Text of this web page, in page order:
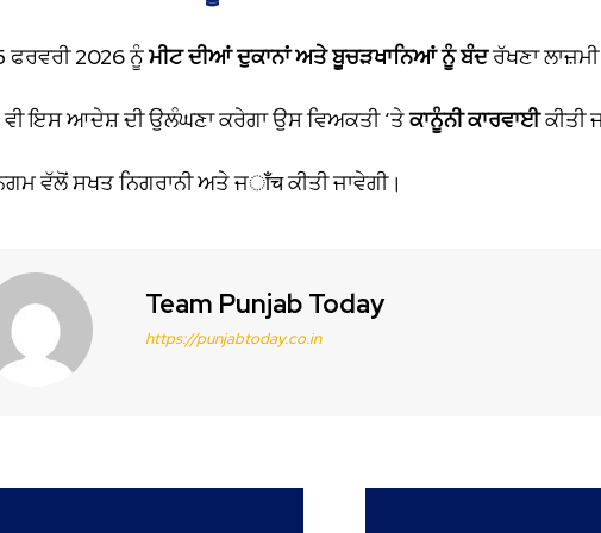
ਫਰਵਰੀ 2026 ਨੂੰਮੀਟ ਦੀਆਂ ਦੁਕਾਨਾਂ ਅਤੇ ਬੂਚੜਖਾਨਿਆਂ ਨੂੰ ਬੰਦਰੱਖਣਾ
ਇਸ ਆਦੇਸ਼ ਦੀ ਉਲੰਘਣਾ ਕਰੇਗਾ ਉਸ ਵਿਅਕਤੀ ‘ਤੇਕਾਨੂੰਨੀ ਕਾਰਵਾਈਕੀਤੀ
ਵੱਲੋਂ ਸਖਤ ਨਿਗਰਾਨੀ ਅਤੇ ਜाँच ਕੀਤੀ ਜਾਵੇਗੀ।
Team Punjab Today
https://punjabtoday.co.in